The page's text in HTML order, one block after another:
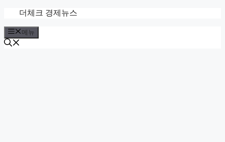
츠
로
더체크 경제뉴스
메뉴